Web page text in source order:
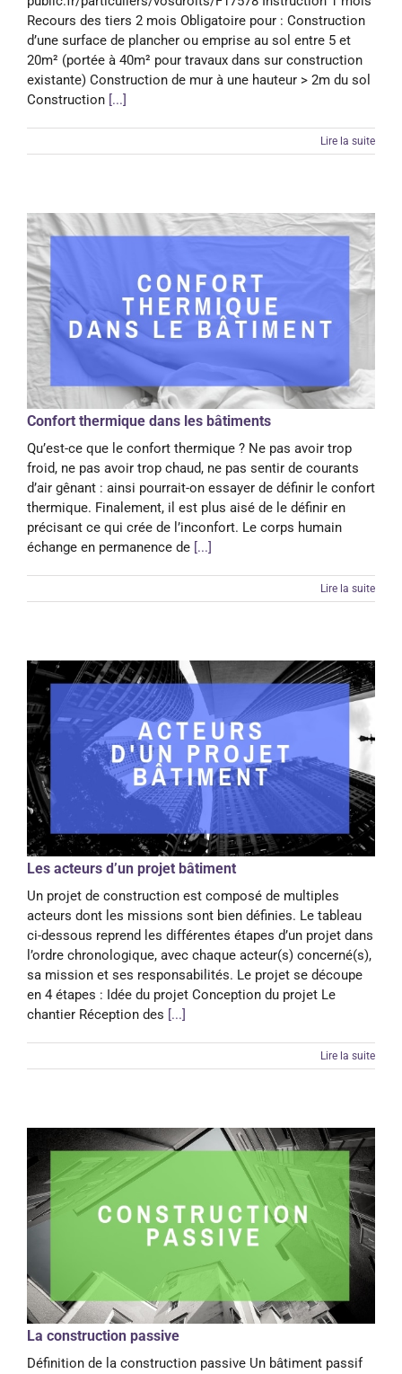
Recours des tiers 2 mois Obligatoire pour : Construction
d’une surface de plancher ou emprise au sol entre 5 et
20m² (portée à 40m² pour travaux dans sur construction
existante) Construction de mur à une hauteur > 2m du sol
Construction [...]
Lire la suite
Confort thermique dans les bâtiments
Qu’est-ce que le confort thermique ? Ne pas avoir trop
froid, ne pas avoir trop chaud, ne pas sentir de courants
d’air gênant : ainsi pourrait-on essayer de définir le confort
thermique. Finalement, il est plus aisé de le définir en
précisant ce qui crée de l’inconfort. Le corps humain
échange en permanence de [...]
Lire la suite
Les acteurs d’un projet bâtiment
Un projet de construction est composé de multiples
acteurs dont les missions sont bien définies. Le tableau
ci-dessous reprend les différentes étapes d’un projet dans
l’ordre chronologique, avec chaque acteur(s) concerné(s),
sa mission et ses responsabilités. Le projet se découpe
en 4 étapes : Idée du projet Conception du projet Le
chantier Réception des [...]
Lire la suite
La construction passive
Définition de la construction passive Un bâtiment passif